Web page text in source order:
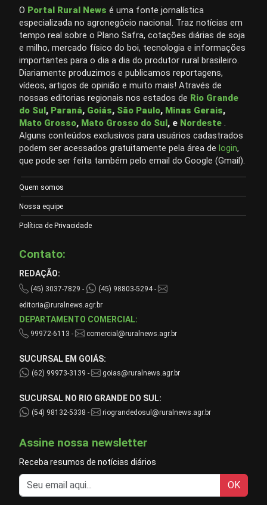
O Portal Rural News é uma fonte jornalística
especializada no agronegócio nacional. Traz notícias em
tempo real sobre o Plano Safra, cotações diárias de soja
e milho, mercado físico do boi, tecnologia e informações
importantes para o dia a dia do produtor rural brasileiro.
Diariamente produzimos e publicamos reportagens,
vídeos, artigos de opinião e muito mais! Através de
nossas editorias regionais nos estados de Rio Grande
do Sul, Paraná, Goiás, São Paulo, Minas Gerais,
Mato Grosso, Mato Grosso do Sul, e Nordeste .
Alguns conteúdos exclusivos para usuários cadastrados
podem ser acessados gratuitamente pela área de login,
que pode ser feita também pelo email do Google (Gmail).
Quem somos
Nossa equipe
Política de Privacidade
Contato:
REDAÇÃO:
(45) 3037-7829 -
(45) 98803-5294 -
editoria@ruralnews.agr.br
DEPARTAMENTO COMERCIAL:
99972-6113 - comercial@ruralnews.agr.br
SUCURSAL EM GOIÁS:
(62) 99973-3139 - goias@ruralnews.agr.br
SUCURSAL NO RIO GRANDE DO SUL:
(54) 98132-5338 - riograndedosul@ruralnews.agr.br
Assine nossa newsletter
Receba resumos de notícias diários
OK